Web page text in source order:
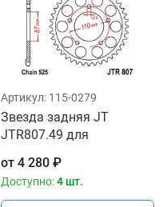
Артикул: 115-0279
Звезда задняя JT
JTR807.49 для
от 4 280 ₽
Доступно:4 шт.